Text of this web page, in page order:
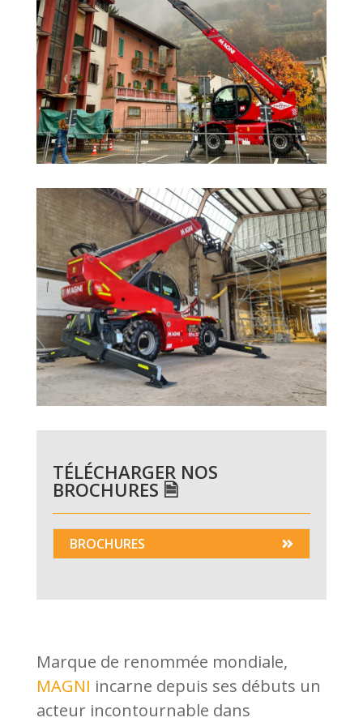
TÉLÉCHARGER NOS
BROCHURES 🗎
BROCHURES
Marque de renommée mondiale,
MAGNI incarne depuis ses débuts un
acteur incontournable dans